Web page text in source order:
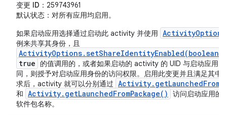
变更 ID ：259743961
默认状态 ：对所有应用均启用。
如果启动应用选择通过启动此 activity 并使用 ActivityOptions
例来共享其身份，且
ActivityOptions.setShareIdentityEnabled(boolean)
true
的值调用的，或者如果启动的 activity 的 UID 与启动应用的
同，则授予对启动应用身份的访问权限。启用此变更并且满足其中
求后，activity 就可以分别通过
和 Activity.getLaunchedFromPackage()
访问启动应用的
软件包名称。